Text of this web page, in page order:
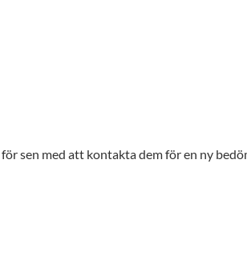
för sen med att kontakta dem för en ny